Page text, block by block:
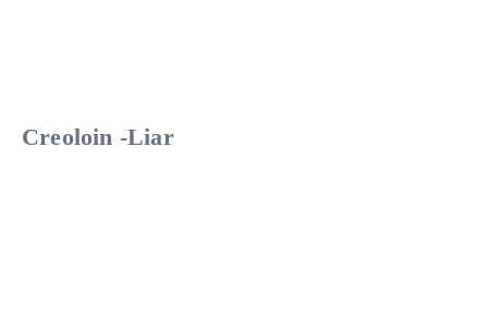
Creoloin -Liar